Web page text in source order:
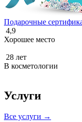
Подарочные
4,9
Хорошее место
28 лет
В косметологии
Услуги
Все услуги →